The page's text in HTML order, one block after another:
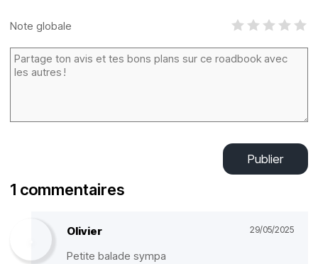
Note globale
Publier
1 commentaires
Olivier 29/05/2025
Petite balade sympa